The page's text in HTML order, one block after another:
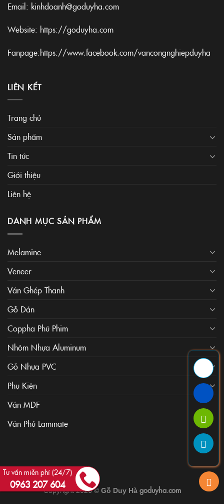
Email: kinhdoanh@goduyha.com
Website: https://goduyha.com
Fanpage:https://www.facebook.com/vancongnghiepduyha
LIÊN KẾT
Trang chủ
Sản phẩm
Tin tức
Giới thiệu
Liên hệ
DANH MỤC SẢN PHẨM
Melamine
Veneer
Ván Ghép Thanh
Gỗ Dán
Coppha Phủ Phim
Nhôm Nhựa Aluminum
Gỗ Nhựa PVC
Phụ Kiện
Ván MDF
Ván Phủ Laminate
Copyright 2026 © Gỗ Duy Hà goduyha.com
Tư vấn miễn phí (24/7)
0963 207 604